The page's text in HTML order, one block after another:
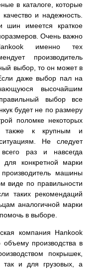
в каталоге, которые
и надежность.
шин имеется краткое
Очень важно
именно тех
производитель
выбор, то он может в
даже выбор пал на
высочайшим
выбор все
будет не по размеру
поломке некоторых
также к крупным и
Не следует
раз и навсегда
для конкретной марки
машины
виде по правильности
таких рекомендаций
аналогичной марки
в выборе.
компания Hankook
производства в
покрышек,
так и для грузовых, а